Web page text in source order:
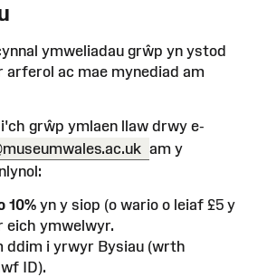
ymweliadau grŵp yn ystod
arferol ac mae mynediad am
grŵp ymlaen llaw drwy e-
am y
10% yn y siop (o wario o leiaf £5 y
eich ymwelwyr.
ddim i yrwyr Bysiau (wrth
ID).